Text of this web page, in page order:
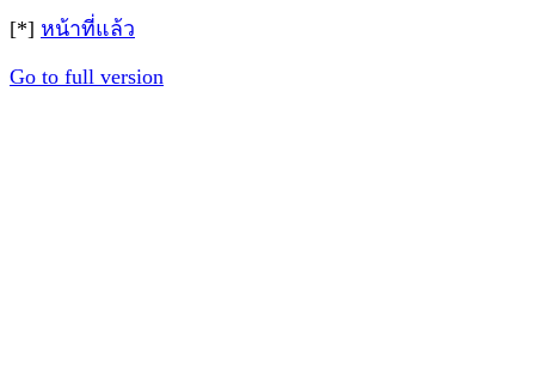
[*] หน้าที่แล้ว
Go to full version